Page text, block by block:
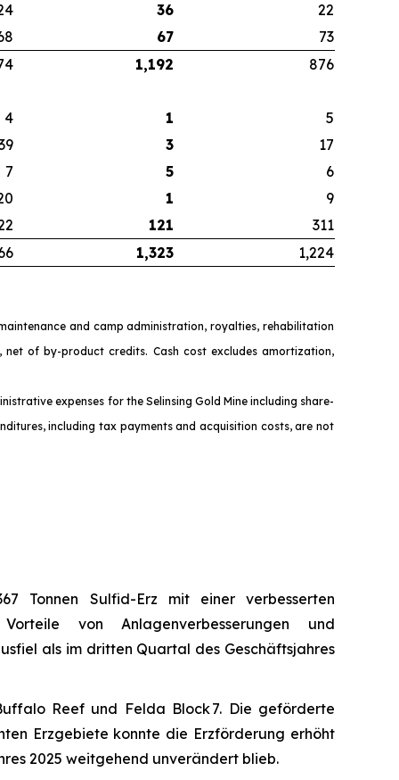
36
22
67
73
1,192 876
4 1
5
3
17
7
5
6
1
9
121
311
1,323 1,224
and camp administration, royalties, rehabilitation
of by-product credits. Cash cost excludes amortization,
expenses for the Selinsing Gold Mine including share-
including tax payments and acquisition costs, are not
Tonnen Sulfid-Erz mit einer verbesserten
von Anlagenverbesserungen und
als im dritten Quartal des Geschäftsjahres
Reef und Felda Block 7. Die geförderte
Erzgebiete konnte die Erzförderung erhöht
2025 weitgehend unverändert blieb.